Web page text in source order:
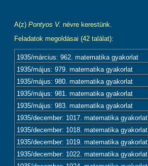
A(z) Pontyos V. névre kerestünk.
Feladatok megoldásai (42 találat):
1935/március: 962. matematika gyakorlat
1935/május: 979. matematika gyakorlat
1935/május: 980. matematika gyakorlat
1935/május: 981. matematika gyakorlat
1935/május: 983. matematika gyakorlat
1935/december: 1017. matematika gyakorlat
1935/december: 1018. matematika gyakorlat
1935/december: 1019. matematika gyakorlat
1935/december: 1022. matematika gyakorlat